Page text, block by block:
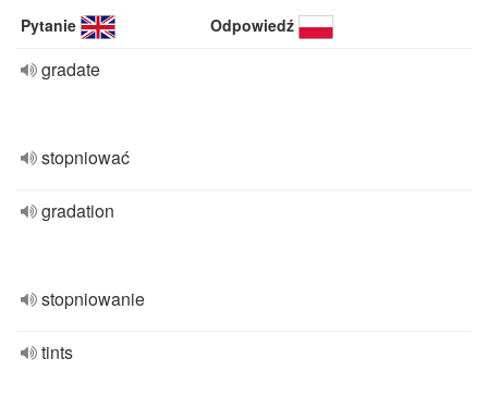
Pytanie Odpowiedź
gradate
stopniować
gradation
stopniowanie
tints